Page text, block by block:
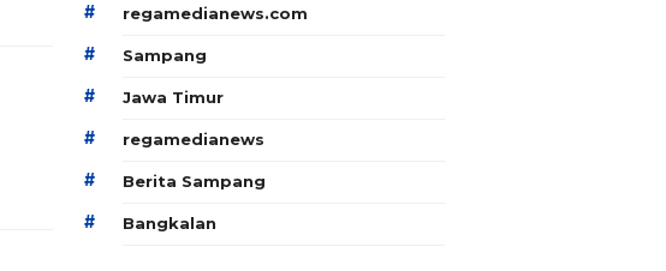
# regamedianews.com
# Sampang
# Jawa Timur
# regamedianews
# Berita Sampang
# Bangkalan